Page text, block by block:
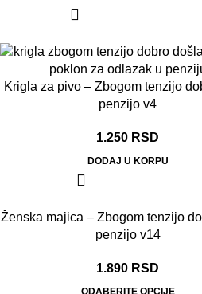
Krigla za pivo – Zbogom tenzijo
penzijo v4
1.250 RSD
DODAJ U KORPU
Ženska majica – Zbogom tenzijo
penzijo v14
1.890 RSD
ODABERITE OPCIJE